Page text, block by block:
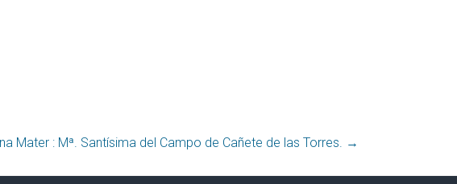
Mater : Mª. Santísima del Campo de Cañete de las Torres. →